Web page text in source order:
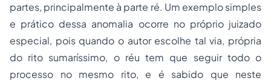
partes, principalmente à parte ré. Um exemplo simples
e prático dessa anomalia ocorre no próprio juizado
especial, pois quando o autor escolhe tal via, própria
do rito sumaríssimo, o réu tem que seguir todo o
processo no mesmo rito, e é sabido que neste